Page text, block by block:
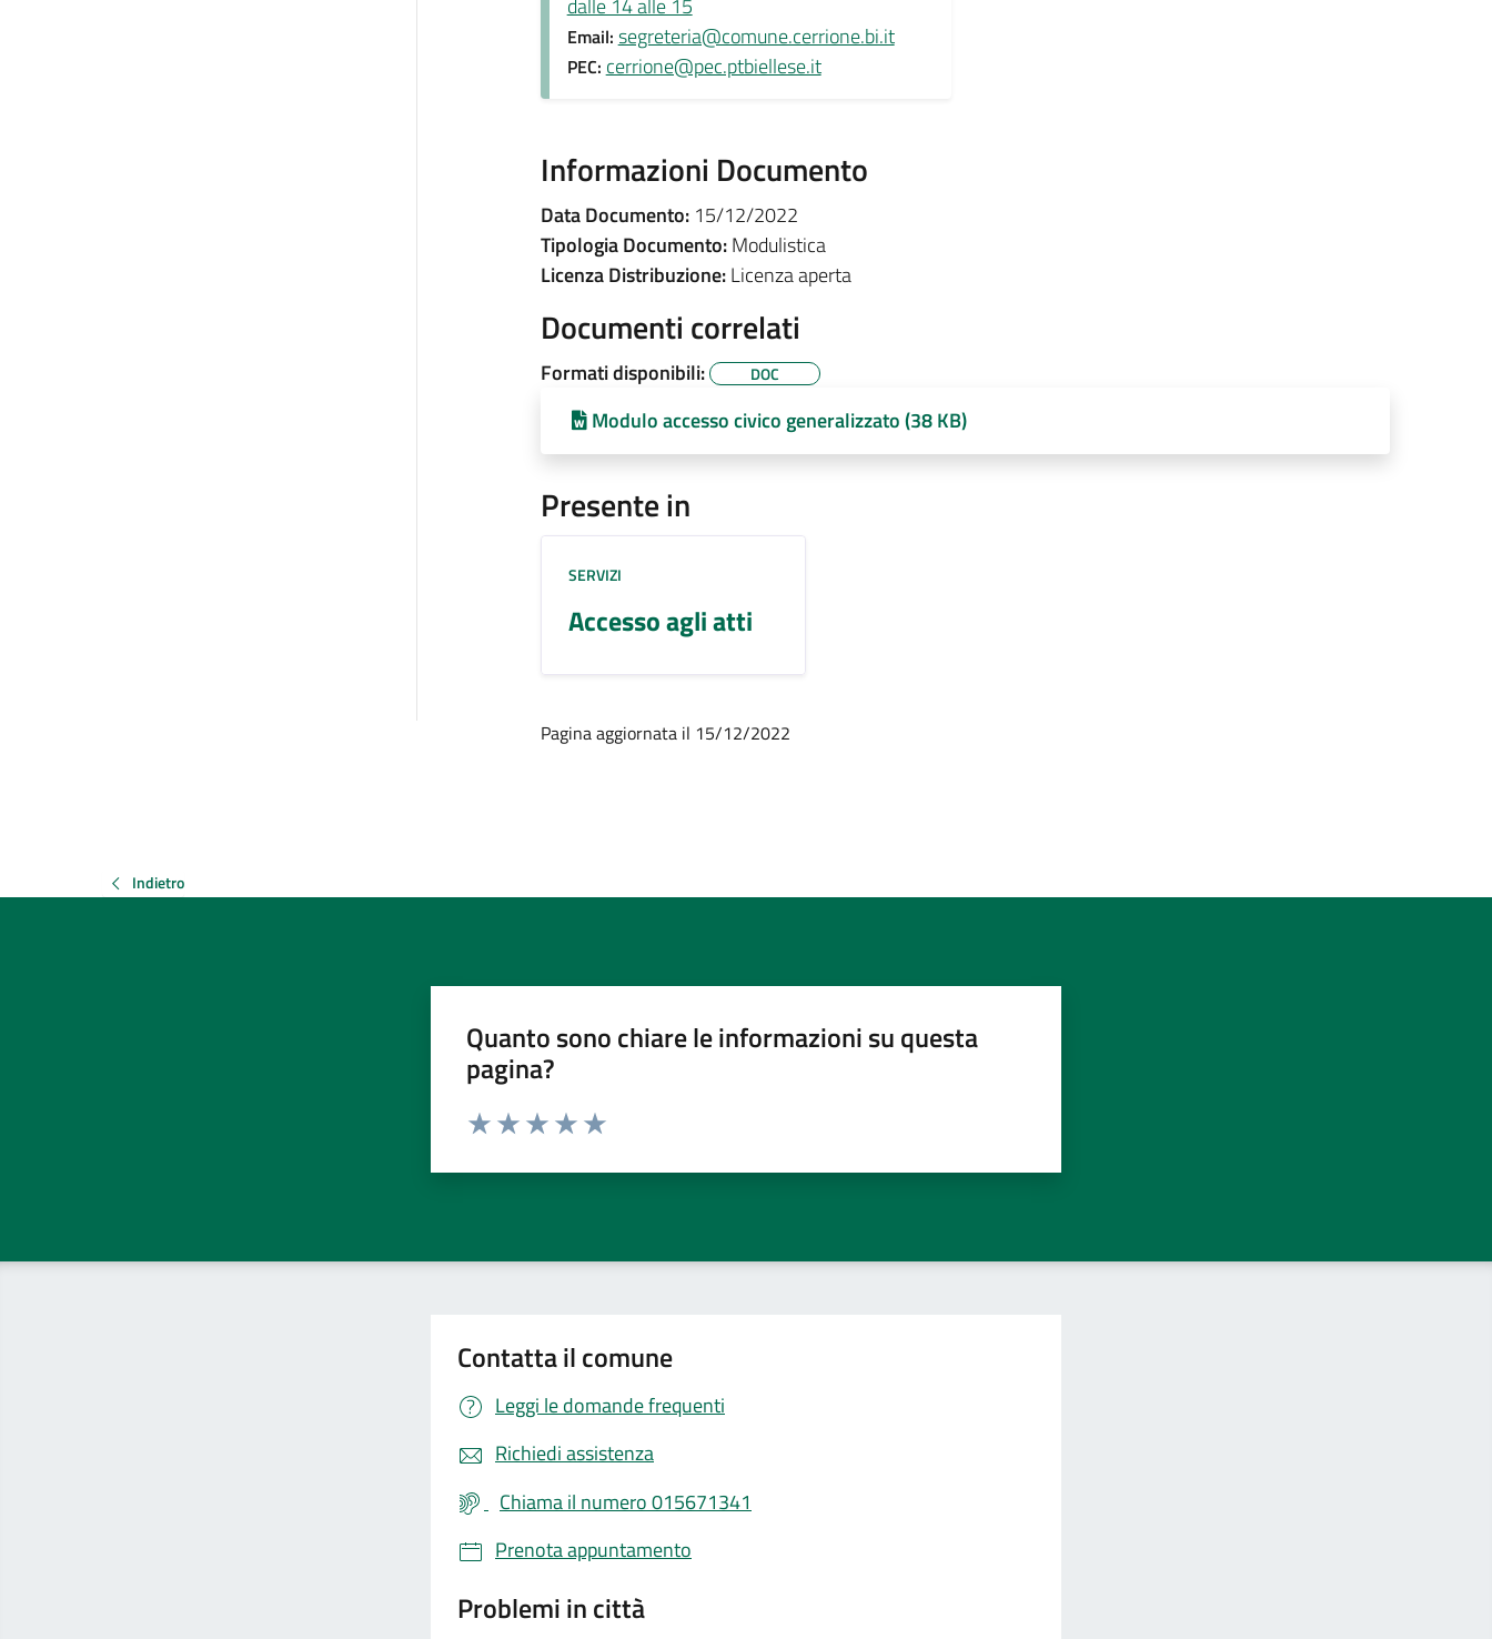
dalle 14 alle 15
Email: segreteria@comune.cerrione.bi.it
PEC: cerrione@pec.ptbiellese.it
Informazioni Documento
Data Documento:15/12/2022
Tipologia Documento:Modulistica
Licenza Distribuzione:Licenza aperta
Documenti correlati
Formati disponibili: DOC
Modulo accesso civico generalizzato (38 KB)
Presente in
SERVIZI
Accesso agli atti
Pagina aggiornata il 15/12/2022
Indietro
Quanto sono chiare le informazioni su questa
pagina?
Valuta da 1 a 5 stelle la pagina
Contatta il comune
Leggi le domande frequenti
Richiedi assistenza
Chiama il numero 015671341
Prenota appuntamento
Problemi in città